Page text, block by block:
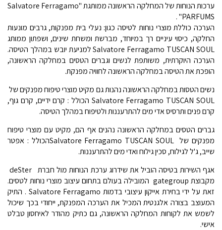
ערכות הנוחות של המחלקה הראשונה ממותגת "Salvatore Ferragamo
PARFUMS" .
הערכה כוללת מוצרי נוחות לטיסה כגון: נעלי בית מפנקות, גרבים מונעות
החלקה, כיסוי עיניים רך במיוחד, מברשת ומשחת שינים, ושפתון ממותג
Salvatore Ferragamo TUSCAN SOUL למניעת יובש במהלך הטיסה.
הערכה היוקרתית, משותפת לנשים וגברים הטסים במחלקה הראשונה,
הופכת את הטיסה במחלקה הראשונה לחוויה מפנקת.
נשים הטסות במחלקה הראשונה נהנות גם מקיט מוצרי טיפוח מפנקים של
Salvatore Ferragamo TUSCAN SOUL הכולל : קרם ידיים, קרם גוף,
קרם פנים ותרסיס אדי מים להתרעננות ולטיפוח במהלך הטיסה.
גברים הטסים במחלקה הראשונה נהנים אף הם, מקיט עם מוצרי טיפוח
מפנקים של Salvatore Ferragamo TUSCAN SOULהכולל : אפטר
שייב, ג'ל לגילוח, סכין גילוח ואדי מים להתרעננות.
אגף השירות בטיסה הוביל את שידרוג ערכת הנוחות מול חברת deSter 
מקבוצת gategroup המובילה בעולם בתחום עיצוב מוצרי נוחות לטסים.
זאת על ידי בחירת אייקון עיצובי בדמות Salvatore Ferragamo . התיק
המעוצב בצורה אלגנטית המכיל את הערכה המפנקת, ייחודי בכך שיכול
לשמש את לקוחות המחלקה הראשונה, גם כתיק מהודר לאיחסון טבלט
אישי.